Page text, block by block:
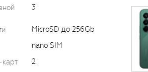
3
MicroSD до 256Gb
nano SIM
2